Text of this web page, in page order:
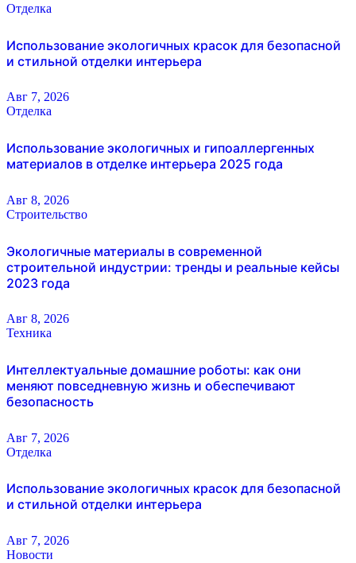
Отделка
Использование экологичных красок для безопасной
и стильной отделки интерьера
Авг 7, 2026
Отделка
Использование экологичных и гипоаллергенных
материалов в отделке интерьера 2025 года
Авг 8, 2026
Строительство
Экологичные материалы в современной
строительной индустрии: тренды и реальные кейсы
2023 года
Авг 8, 2026
Техника
Интеллектуальные домашние роботы: как они
меняют повседневную жизнь и обеспечивают
безопасность
Авг 7, 2026
Отделка
Использование экологичных красок для безопасной
и стильной отделки интерьера
Авг 7, 2026
Новости